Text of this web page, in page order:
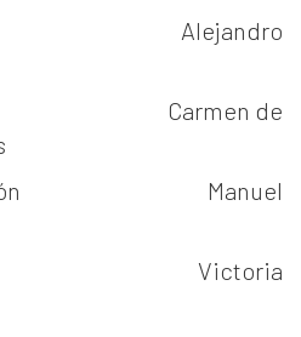
Alejandro
Carmen de
Manuel
Victoria